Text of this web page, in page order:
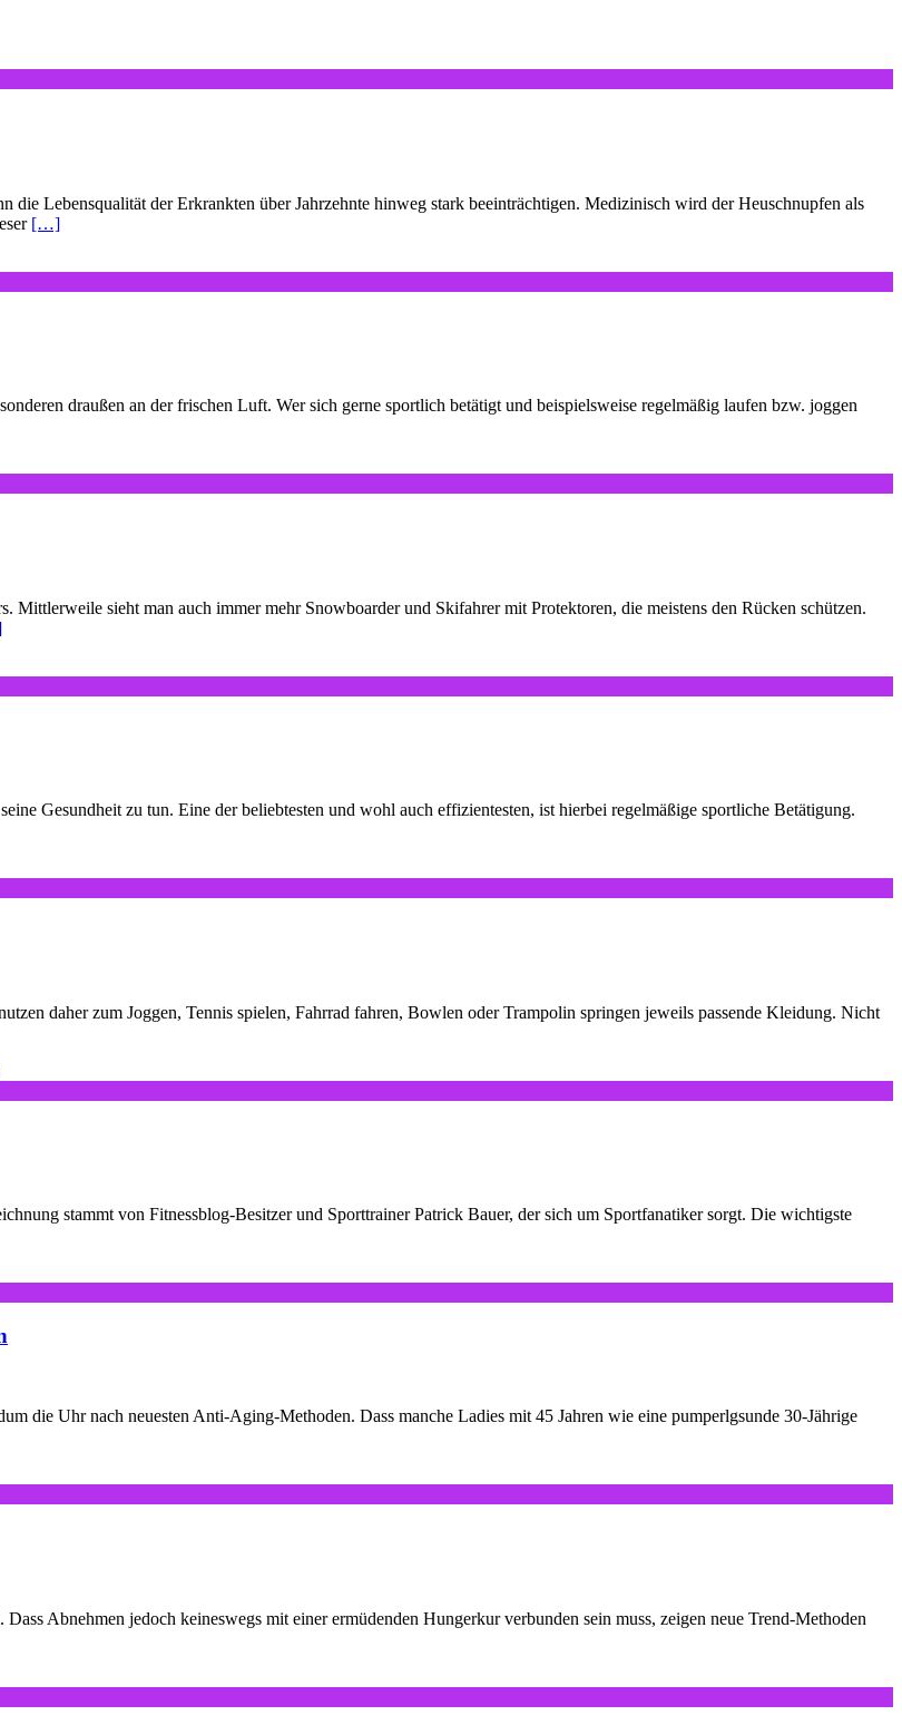
Lebensqualität der Erkrankten über Jahrzehnte hinweg stark beeinträchtigen. Medizinisch wird der Heuschnupfen als
[…]
draußen an der frischen Luft. Wer sich gerne sportlich betätigt und beispielsweise regelmäßig laufen bzw. joggen
Mittlerweile sieht man auch immer mehr Snowboarder und Skifahrer mit Protektoren, die meistens den Rücken schützen.
Gesundheit zu tun. Eine der beliebtesten und wohl auch effizientesten, ist hierbei regelmäßige sportliche Betätigung.
daher zum Joggen, Tennis spielen, Fahrrad fahren, Bowlen oder Trampolin springen jeweils passende Kleidung. Nicht
stammt von Fitnessblog-Besitzer und Sporttrainer Patrick Bauer, der sich um Sportfanatiker sorgt. Die wichtigste
die Uhr nach neuesten Anti-Aging-Methoden. Dass manche Ladies mit 45 Jahren wie eine pumperlgsunde 30-Jährige
Abnehmen jedoch keineswegs mit einer ermüdenden Hungerkur verbunden sein muss, zeigen neue Trend-Methoden